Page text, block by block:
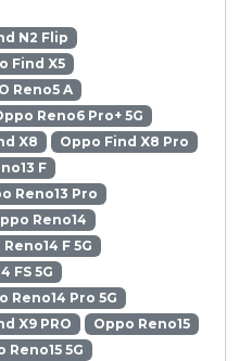
N2 Flip
Find X5
Reno5 A
Reno6 Pro+ 5G
X8
Oppo Find X8 Pro
F
Reno13 Pro
Reno14
F 5G
FS 5G
Reno14 Pro 5G
X9 PRO
Oppo Reno15
Reno15 5G